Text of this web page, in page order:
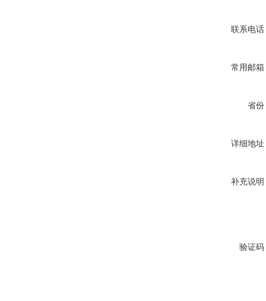
联系电话
常用邮箱
省份
详细地址
补充说明
验证码